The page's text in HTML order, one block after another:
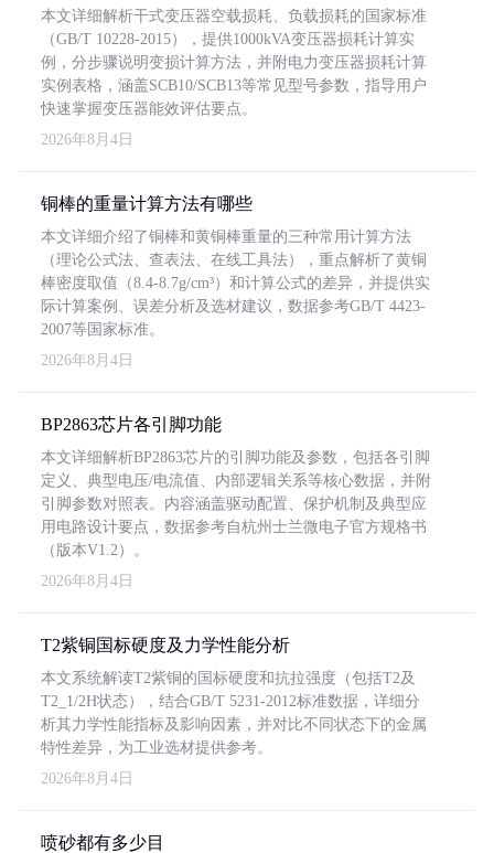
本文详细解析干式变压器空载损耗、负载损耗的国家标准
（GB/T 10228-2015），提供1000kVA变压器损耗计算实
例，分步骤说明变损计算方法，并附电力变压器损耗计算
实例表格，涵盖SCB10/SCB13等常见型号参数，指导用户
快速掌握变压器能效评估要点。
2026年8月4日
铜棒的重量计算方法有哪些
本文详细介绍了铜棒和黄铜棒重量的三种常用计算方法
（理论公式法、查表法、在线工具法），重点解析了黄铜
棒密度取值（8.4-8.7g/cm³）和计算公式的差异，并提供实
际计算案例、误差分析及选材建议，数据参考GB/T 4423-
2007等国家标准。
2026年8月4日
BP2863芯片各引脚功能
本文详细解析BP2863芯片的引脚功能及参数，包括各引脚
定义、典型电压/电流值、内部逻辑关系等核心数据，并附
引脚参数对照表。内容涵盖驱动配置、保护机制及典型应
用电路设计要点，数据参考自杭州士兰微电子官方规格书
（版本V1.2）。
2026年8月4日
T2紫铜国标硬度及力学性能分析
本文系统解读T2紫铜的国标硬度和抗拉强度（包括T2及
T2_1/2H状态），结合GB/T 5231-2012标准数据，详细分
析其力学性能指标及影响因素，并对比不同状态下的金属
特性差异，为工业选材提供参考。
2026年8月4日
喷砂都有多少目